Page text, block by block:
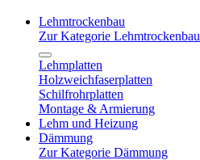
Lehmtrockenbau
Zur Kategorie Lehmtrockenbau
Lehmplatten
Holzweichfaserplatten
Schilfrohrplatten
Montage & Armierung
Lehm und Heizung
Dämmung
Zur Kategorie Dämmung